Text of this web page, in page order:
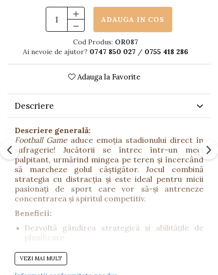
ADAUGA IN COS
Cod Produs: OR087
Ai nevoie de ajutor? 0747 850 027 / 0755 418 286
Adauga la Favorite
Descriere
Descriere generală:
Football Gameaduce emoția stadionului direct în
sufragerie! Jucătorii se întrec într-un meci
palpitant, urmărind mingea pe teren și încercând
să marcheze golul câștigător. Jocul combină
strategia cu distracția și este ideal pentru micii
pasionați de sport care vor să-și antreneze
concentrarea și spiritul competitiv.
Beneficii:
Dezvoltă gândirea strategică și abilitățile de
planificare
Îmbunătățește coordonarea mână–ochi și
recunoașterea direcțiilor
VEZI MAI MULT